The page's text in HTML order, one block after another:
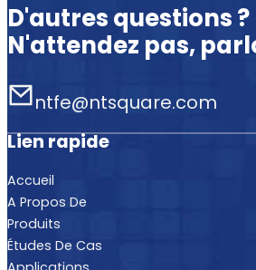
D'autres questions ?
N'attendez pas,
ntfe@ntsquare.com
Lien rapide
Accueil
A Propos De
Produits
Études De Cas